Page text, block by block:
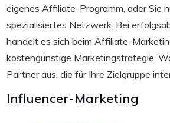
eigenes Affiliate-Programm, oder Sie
spezialisiertes Netzwerk. Bei
handelt es sich beim Affiliate-
kostengünstige Marketingstrategie.
Partner aus, die für Ihre Zielgruppe
Influencer-Marketing